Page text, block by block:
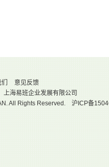
意见反馈
海易班企业发展有限公司
All Rights Reserved. 沪ICP备